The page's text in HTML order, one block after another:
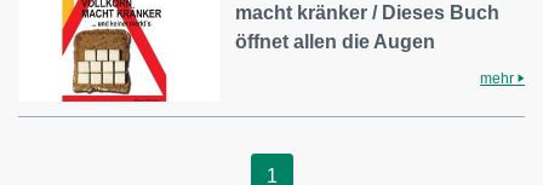
macht kränker / Dieses Buch
öffnet allen die Augen
mehr
1